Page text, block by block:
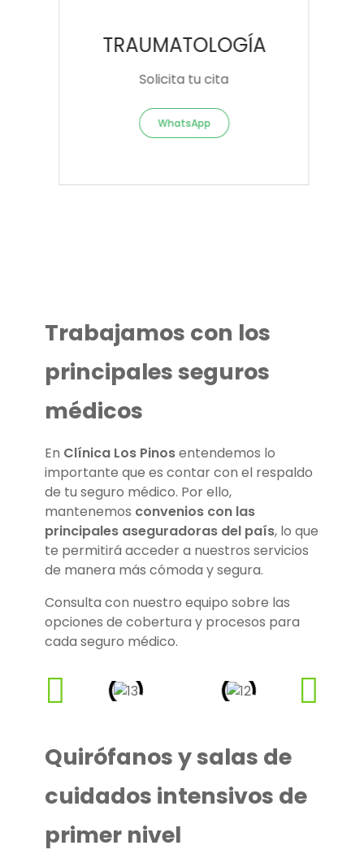
TRAUMATOLOGÍA
Solicita tu cita
WhatsApp
Trabajamos con los
principales seguros
médicos
En Clínica Los Pinosentendemos lo
importante que es contar con el respaldo
de tu seguro médico. Por ello,
mantenemos convenios con las
principales aseguradoras del país, lo que
te permitirá acceder a nuestros servicios
de manera más cómoda y segura.
Consulta con nuestro equipo sobre las
opciones de cobertura y procesos para
cada seguro médico.
Quirófanos y salas de
cuidados intensivos de
primer nivel